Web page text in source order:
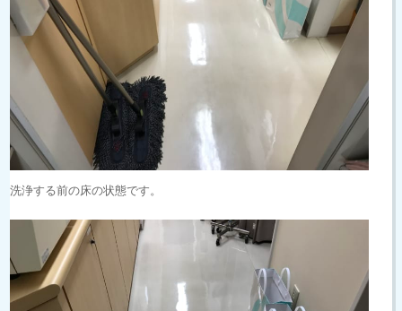
洗浄する前の床の状態です。